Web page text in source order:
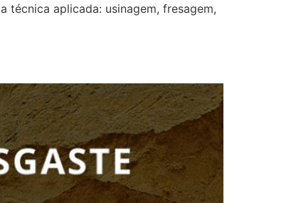
técnica aplicada: usinagem, fresagem,